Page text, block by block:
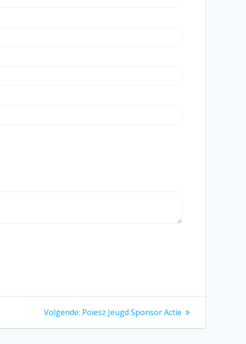
Volgende: Volgend
Poiesz Jeugd Sponsor Actie